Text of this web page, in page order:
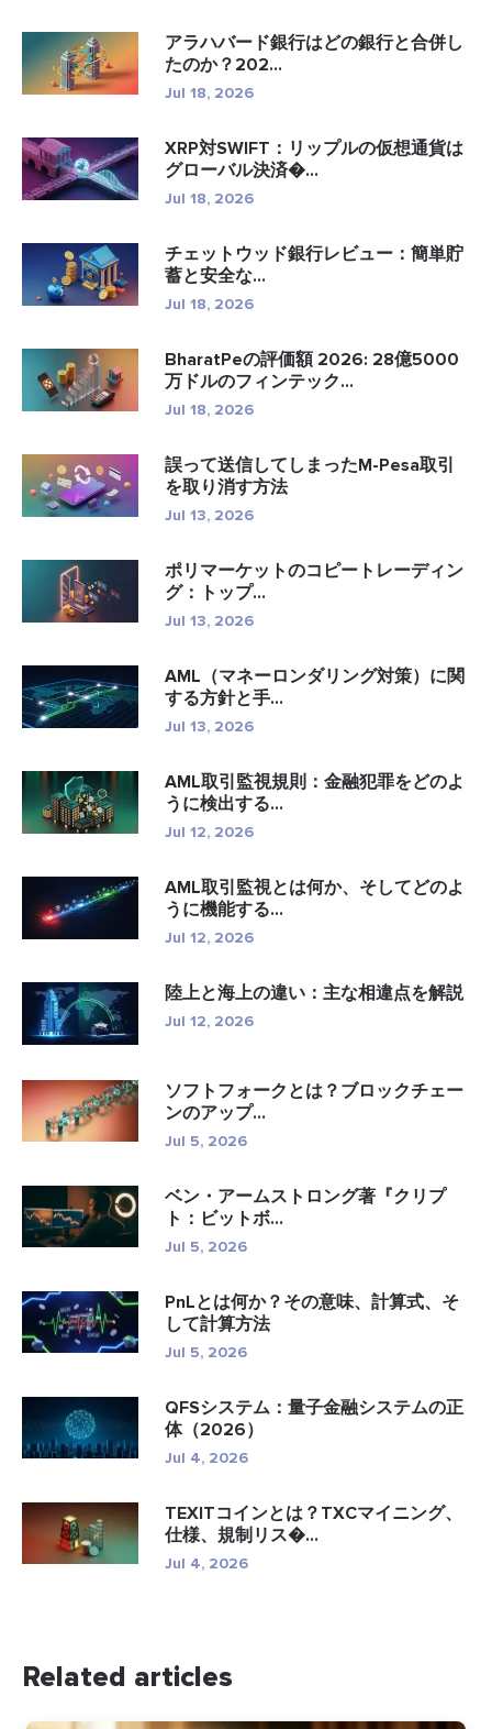
アラハバード銀行はどの銀行と合併し
たのか？202...
Jul 18, 2026
XRP対SWIFT：リップルの仮想通貨は
グローバル決済�...
Jul 18, 2026
チェットウッド銀行レビュー：簡単貯
蓄と安全な...
Jul 18, 2026
BharatPeの評価額 2026: 28億5000
万ドルのフィンテック...
Jul 18, 2026
誤って送信してしまったM-Pesa取引
を取り消す方法
Jul 13, 2026
ポリマーケットのコピートレーディン
グ：トップ...
Jul 13, 2026
AML（マネーロンダリング対策）に関
する方針と手...
Jul 13, 2026
AML取引監視規則：金融犯罪をどのよ
うに検出する...
Jul 12, 2026
AML取引監視とは何か、そしてどのよ
うに機能する...
Jul 12, 2026
陸上と海上の違い：主な相違点を解説
Jul 12, 2026
ソフトフォークとは？ブロックチェー
ンのアップ...
Jul 5, 2026
ベン・アームストロング著『クリプ
ト：ビットボ...
Jul 5, 2026
PnLとは何か？その意味、計算式、そ
して計算方法
Jul 5, 2026
QFSシステム：量子金融システムの正
体（2026）
Jul 4, 2026
TEXITコインとは？TXCマイニング、
仕様、規制リス�...
Jul 4, 2026
Related articles